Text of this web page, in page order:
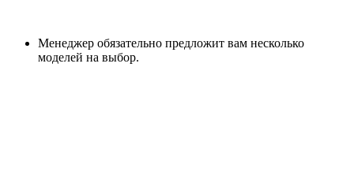
Менеджер обязательно предложит вам несколько
моделей на выбор.